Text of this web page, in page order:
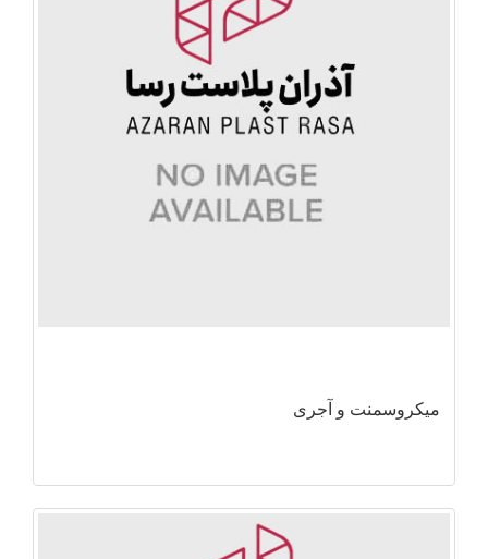
میکروسمنت و آجری